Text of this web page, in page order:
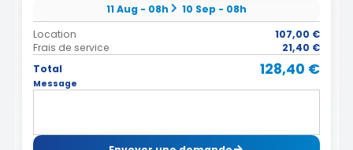
11 Aug - 08h
10 Sep - 08h
Location
107,00 €
Frais de service
21,40 €
Total
128,40 €
Message